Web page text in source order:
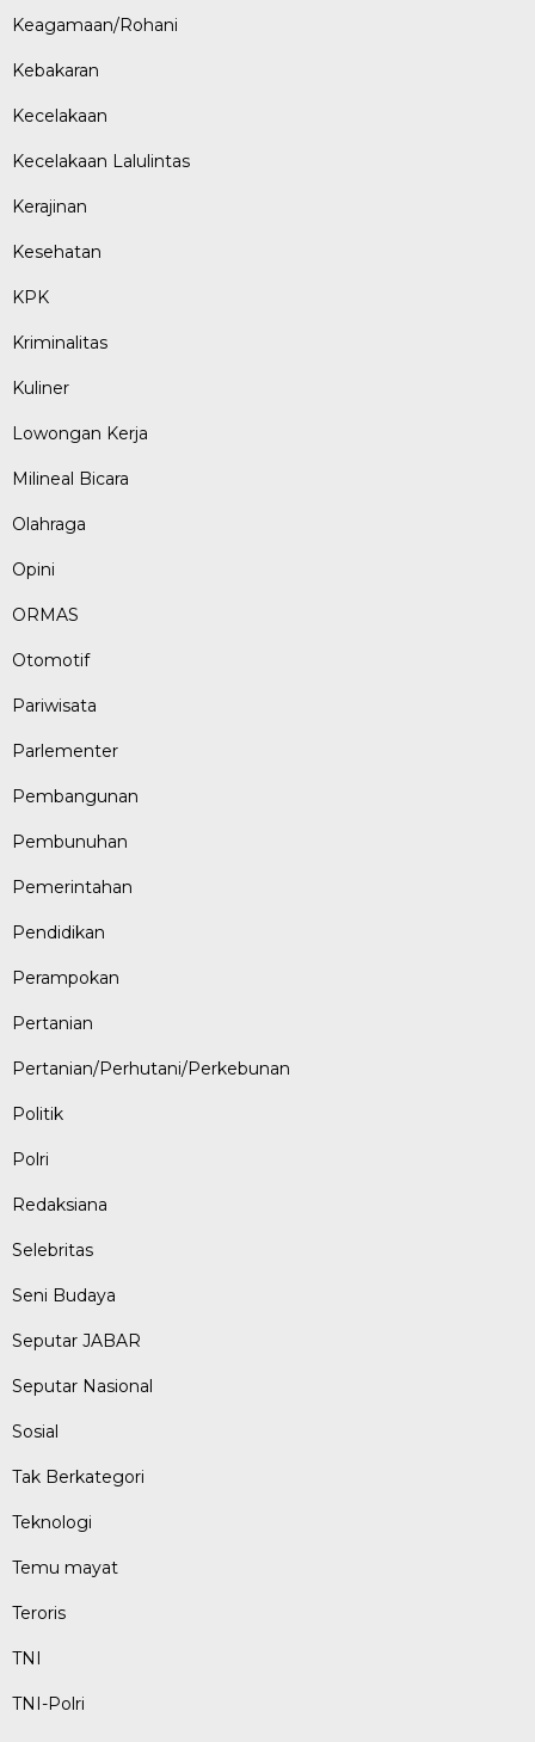
Keagamaan/Rohani
Kebakaran
Kecelakaan
Kecelakaan Lalulintas
Kerajinan
Kesehatan
KPK
Kriminalitas
Kuliner
Lowongan Kerja
Milineal Bicara
Olahraga
Opini
ORMAS
Otomotif
Pariwisata
Parlementer
Pembangunan
Pembunuhan
Pemerintahan
Pendidikan
Perampokan
Pertanian
Pertanian/Perhutani/Perkebunan
Politik
Polri
Redaksiana
Selebritas
Seni Budaya
Seputar JABAR
Seputar Nasional
Sosial
Tak Berkategori
Teknologi
Temu mayat
Teroris
TNI
TNI-Polri